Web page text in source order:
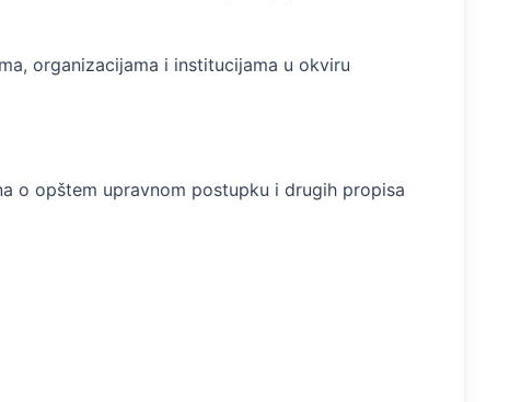
organizacijama i institucijama u okviru
o opštem upravnom postupku i drugih propisa